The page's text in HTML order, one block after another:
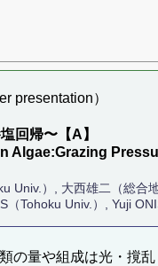
presentation）
回帰〜【A】
Algae:Grazing
Univ.）, 大西雄二（総合
Tohoku Univ.）, Yuji
の量や組成は光・撹